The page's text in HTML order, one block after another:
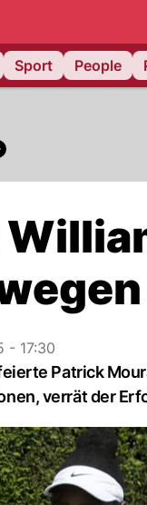
Sport People
- 17:30
Patrick
verrät der